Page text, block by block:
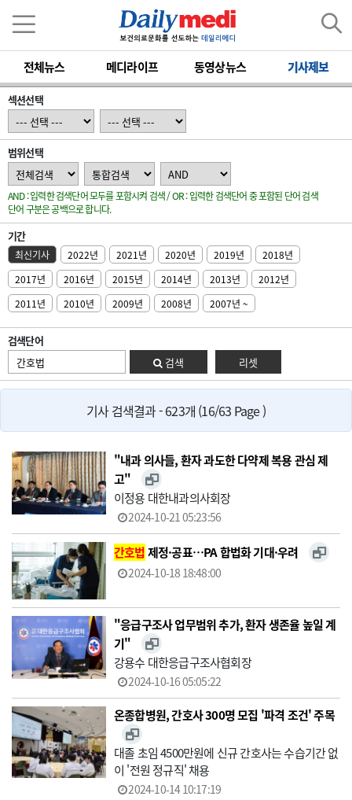
전체뉴스 메디라이프 동영상뉴스 기사제보
섹션선택
범위선택
AND : 입력한 검색단어 모두를 포함시켜 검색 / OR : 입력한 검색단어 중 포함된 단어 검색
단어 구분은 공백으로 합니다.
기간
최신기사 2022년 2021년 2020년 2019년
2018년
2017년
2016년 2015년 2014년 2013년
2012년
2011년
2010년 2009년 2008년 2007년 ~
검색단어
검색
리셋
기사 검색결과 - 623개 (16/63 Page )
"내과 의사들, 환자 과도한 다약제 복용 관심 제
고"
이정용 대한내과의사회장
2024-10-21 05:23:56
간호법제정·공표…PA 합법화 기대·우려
2024-10-18 18:48:00
"응급구조사 업무범위 추가, 환자 생존율 높일 계
기"
강용수 대한응급구조사협회장
2024-10-16 05:05:22
온종합병원, 간호사 300명 모집 '파격 조건' 주목
대졸 초임 4500만원에 신규 간호사는 수습기간 없
이 '전원 정규직' 채용
2024-10-14 10:17:19